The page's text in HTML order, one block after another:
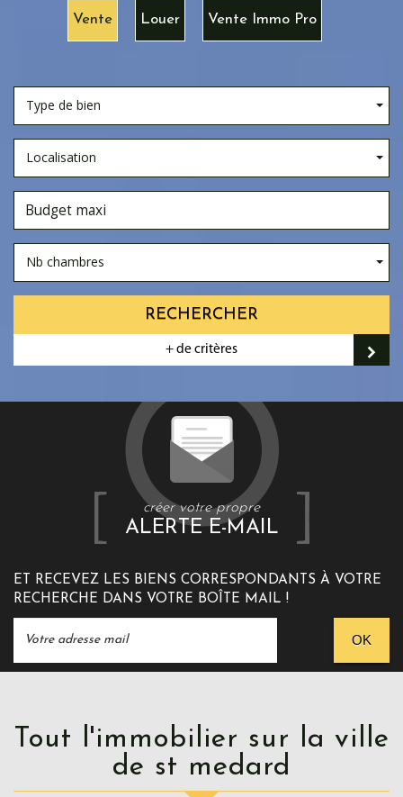
Vente Louer Vente Immo Pro
Type de bien
Localisation
Nb chambres
RECHERCHER
+ de critères
créer votre propre
ALERTE E-MAIL
ET RECEVEZ LES BIENS CORRESPONDANTS À VOTRE
RECHERCHE DANS VOTRE BOÎTE MAIL !
OK
Tout l'immobilier sur la ville
de st medard